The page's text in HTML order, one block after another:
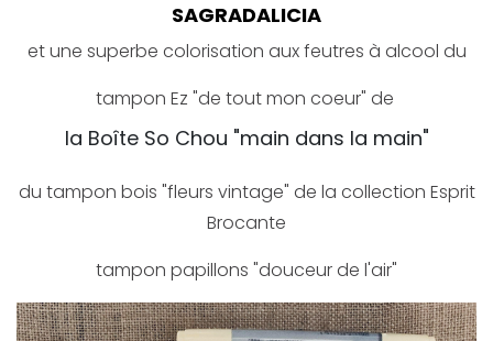
SAGRADALICIA
et une superbe colorisation aux feutres à alcool du
tampon Ez "de tout mon coeur" de
la Boîte So Chou "main dans la main"
du tampon bois "fleurs vintage" de la collection Esprit
Brocante
tampon papillons "douceur de l'air"